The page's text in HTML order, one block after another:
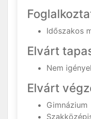
Időszakos
Elvárt
Nem
Elvárt
Gimnázium